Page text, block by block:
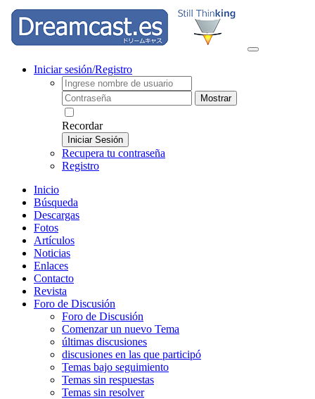
Iniciar sesión/Registro
Mostrar
Recordar
Iniciar Sesión
Recupera tu contraseña
Registro
Inicio
Búsqueda
Descargas
Fotos
Artículos
Noticias
Enlaces
Contacto
Revista
Foro de Discusión
Foro de Discusión
Comenzar un nuevo Tema
últimas discusiones
discusiones en las que participó
Temas bajo seguimiento
Temas sin respuestas
Temas sin resolver